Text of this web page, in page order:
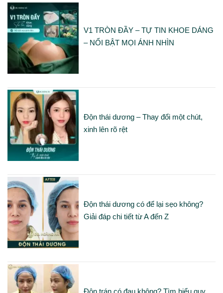
V1 TRÒN ĐẦY – TỰ TIN KHOE DÁNG
– NỔI BẬT MỌI ÁNH NHÌN
Độn thái dương – Thay đổi một chút,
xinh lên rõ rệt
Độn thái dương có để lại sẹo không?
Giải đáp chi tiết từ A đến Z
Độn trán có đau không? Tìm hiểu quy